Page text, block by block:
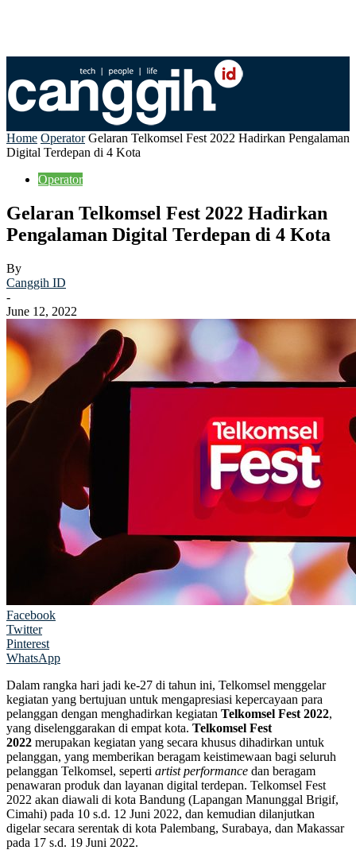
Home Operator Gelaran Telkomsel Fest 2022 Hadirkan Pengalaman
Digital Terdepan di 4 Kota
Operator
Gelaran Telkomsel Fest 2022 Hadirkan
Pengalaman Digital Terdepan di 4 Kota
By
Canggih ID
-
June 12, 2022
Facebook
Twitter
Pinterest
WhatsApp
Dalam rangka hari jadi ke-27 di tahun ini, Telkomsel menggelar
kegiatan yang bertujuan untuk mengapresiasi kepercayaan para
pelanggan dengan menghadirkan kegiatan Telkomsel Fest 2022,
yang diselenggarakan di empat kota. Telkomsel Fest
2022 merupakan kegiatan yang secara khusus dihadirkan untuk
pelanggan, yang memberikan beragam keistimewaan bagi seluruh
pelanggan Telkomsel, seperti artist performance dan beragam
penawaran produk dan layanan digital terdepan. Telkomsel Fest
2022 akan diawali di kota Bandung (Lapangan Manunggal Brigif,
Cimahi) pada 10 s.d. 12 Juni 2022, dan kemudian dilanjutkan
digelar secara serentak di kota Palembang, Surabaya, dan Makassar
pada 17 s.d. 19 Juni 2022.